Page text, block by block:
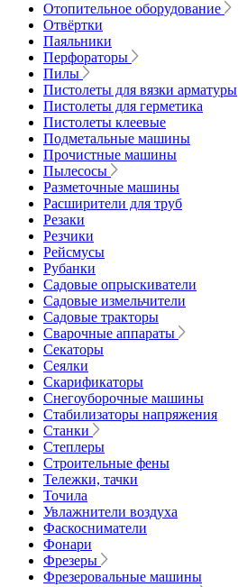
Отопительное оборудование
Отвёртки
Паяльники
Перфораторы
Пилы
Пистолеты для вязки арматуры
Пистолеты для герметика
Пистолеты клеевые
Подметальные машины
Прочистные машины
Пылесосы
Разметочные машины
Расширители для труб
Резаки
Резчики
Рейсмусы
Рубанки
Садовые опрыскиватели
Садовые измельчители
Садовые тракторы
Сварочные аппараты
Секаторы
Сеялки
Скарификаторы
Снегоуборочные машины
Стабилизаторы напряжения
Станки
Степлеры
Строительные фены
Тележки, тачки
Точила
Увлажнители воздуха
Фаскосниматели
Фонари
Фрезеры
Фрезеровальные машины